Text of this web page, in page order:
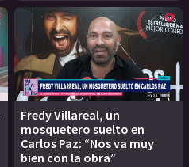
Fredy Villareal, un
mosquetero suelto en
Carlos Paz: “Nos va muy
bien con la obra”